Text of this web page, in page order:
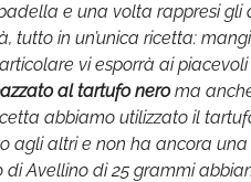
e una volta rappresi gli
tutto in un’unica ricetta:
vi esporrà ai
al tartufo neroma
abbiamo utilizzato il
agli altri e non ha ancora
Avellino di 25 grammi